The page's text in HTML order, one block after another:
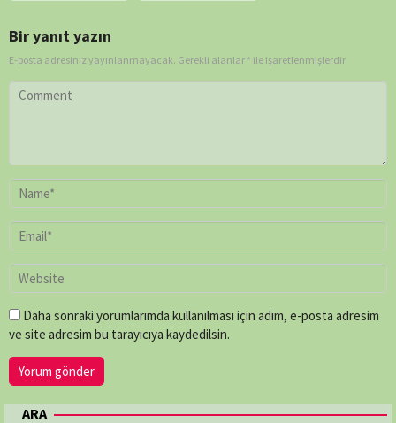
Bir yanıt yazın
E-posta adresiniz yayınlanmayacak. Gerekli alanlar * ile işaretlenmişlerdir
Daha sonraki yorumlarımda kullanılması için adım, e-posta adresim
ve site adresim bu tarayıcıya kaydedilsin.
ARA